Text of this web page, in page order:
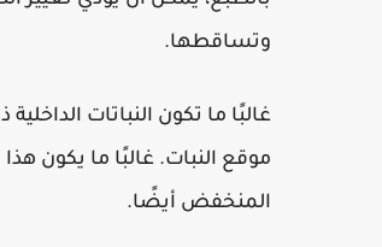
وتساقطها.
غالبًا ما تكون النباتات
موقع النبات. غالبًا ما يكون
المنخفض أيضًا.